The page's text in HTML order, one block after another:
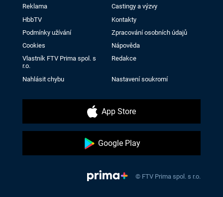
Reklama
Castingy a výzvy
HbbTV
Kontakty
Podmínky užívání
Zpracování osobních údajů
Cookies
Nápověda
Vlastník FTV Prima spol. s
r.o.
Redakce
Nahlásit chybu Nastavení soukromí
App Store
Google Play
© FTV Prima spol. s r.o.